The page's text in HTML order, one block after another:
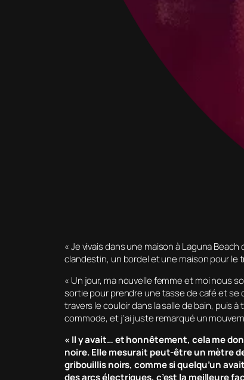
« Je vivais dans une maison à Laguna
clandestin, un bordel et une maison pour le
« Un jour, ma nouvelle femme et moi nous
sortie pour prendre une tasse de café et se
travers le couloir dans la salle de bain, puis
commode, et j’ai juste remarqué un
« Il y avait… et honnêtement, cela me
noire. Elle mesurait peut-être un mètre
gribouillis noirs, comme si quelqu’un